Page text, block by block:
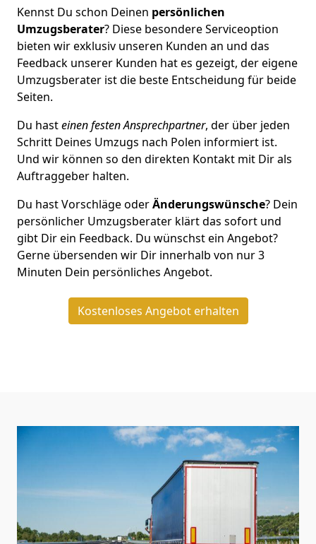
Kennst Du schon Deinen persönlichen
Umzugsberater? Diese besondere Serviceoption
bieten wir exklusiv unseren Kunden an und das
Feedback unserer Kunden hat es gezeigt, der eigene
Umzugsberater ist die beste Entscheidung für beide
Seiten.
Du hasteinen festen Ansprechpartner, der über jeden
Schritt Deines Umzugs nach Polen informiert ist.
Und wir können so den direkten Kontakt mit Dir als
Auftraggeber halten.
Du hast Vorschläge oderÄnderungswünsche? Dein
persönlicher Umzugsberater klärt das sofort und
gibt Dir ein Feedback. Du wünschst ein Angebot?
Gerne übersenden wir Dir innerhalb von nur3
Minuten Dein persönliches Angebot.
Kostenloses Angebot erhalten